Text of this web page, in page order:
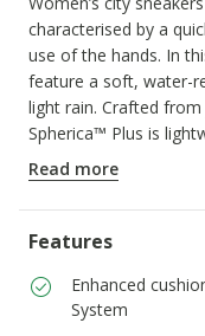
characterised by a
use of the hands. In
feature a soft, water-
light rain. Crafted
Spherica™ Plus is
offering total,
ITEM CODE:
Read more
Features
Enhanced
System